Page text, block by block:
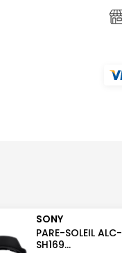
SONY
PARE-SOLEIL ALC-
SH169...